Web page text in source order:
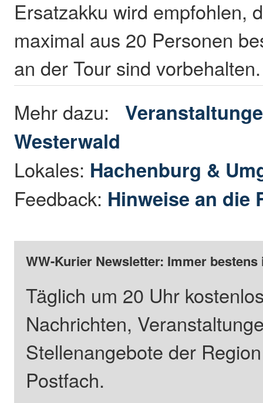
Ersatzakku wird empfohlen,
maximal aus 20 Personen
an der Tour sind
Mehr dazu:
Westerwald
Lokales: Hachenburg &
Feedback: Hinweise an die
WW-Kurier Newsletter: Immer
Täglich um 20 Uhr
Nachrichten,
Stellenangebote der
Postfach.